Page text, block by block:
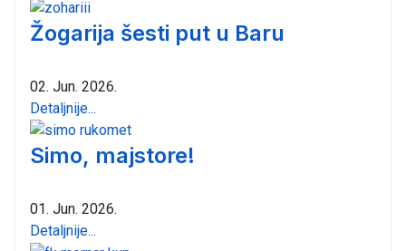
Žogarija šesti put u Baru
02. Jun. 2026.
Detaljnije...
Simo, majstore!
01. Jun. 2026.
Detaljnije...